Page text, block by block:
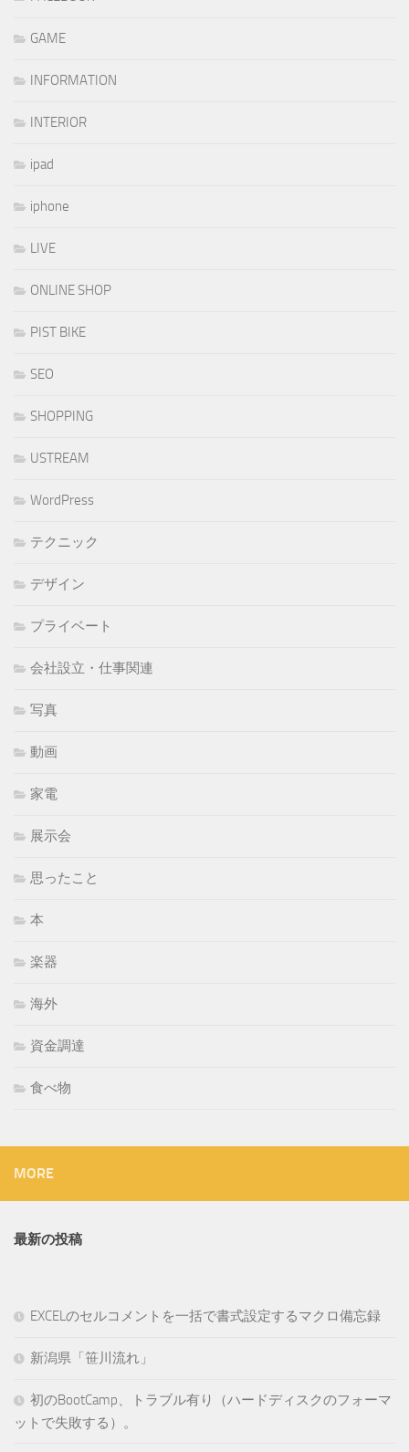
GAME
INFORMATION
INTERIOR
ipad
iphone
LIVE
ONLINE SHOP
PIST BIKE
SEO
SHOPPING
USTREAM
WordPress
テクニック
デザイン
プライベート
会社設立・仕事関連
写真
動画
家電
展示会
思ったこと
本
楽器
海外
資金調達
食べ物
MORE
最新の投稿
EXCELのセルコメントを一括で書式設定するマクロ備忘録
新潟県「笹川流れ」
初のBootCamp、トラブル有り（ハードディスクのフォーマ
ットで失敗する）。